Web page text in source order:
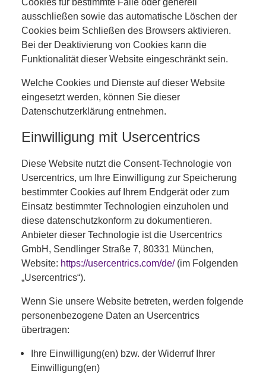
ausschließen sowie das automatische Löschen der
Cookies beim Schließen des Browsers aktivieren.
Bei der Deaktivierung von Cookies kann die
Funktionalität dieser Website eingeschränkt sein.
Welche Cookies und Dienste auf dieser Website
eingesetzt werden, können Sie dieser
Datenschutzerklärung entnehmen.
Einwilligung mit Usercentrics
Diese Website nutzt die Consent-Technologie von
Usercentrics, um Ihre Einwilligung zur Speicherung
bestimmter Cookies auf Ihrem Endgerät oder zum
Einsatz bestimmter Technologien einzuholen und
diese datenschutzkonform zu dokumentieren.
Anbieter dieser Technologie ist die Usercentrics
GmbH, Sendlinger Straße 7, 80331 München,
Website: https://usercentrics.com/de/(im Folgenden
„Usercentrics“).
Wenn Sie unsere Website betreten, werden folgende
personenbezogene Daten an Usercentrics
übertragen:
Ihre Einwilligung(en) bzw. der Widerruf Ihrer
Einwilligung(en)